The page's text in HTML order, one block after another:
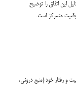
این اتفاق را توضیح
و رفتار خود (منبع درونی،